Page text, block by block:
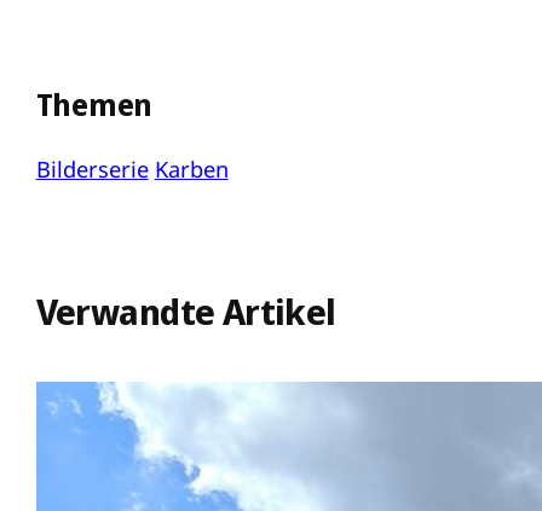
Themen
Bilderserie Karben
Verwandte Artikel